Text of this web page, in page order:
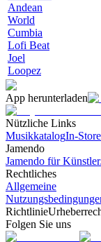
Andean
World
Cumbia
Lofi Beat
Joel
Loopez
App herunterladen
Nützliche Links
MusikkatalogIn-
Jamendo
Jamendo für Künstler
Rechtliches
Allgemeine
Richtlinie
Folgen Sie uns